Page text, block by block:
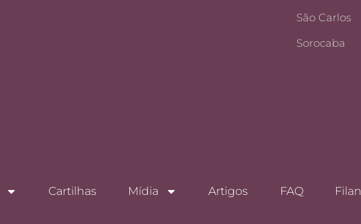
São Carlos
Sorocaba
Cartilhas Mídia Artigos FAQ